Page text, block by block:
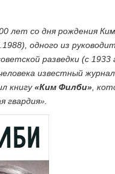
лет со дня рождения
одного из
разведки (с
известный
книгу«Ким Филби» ,
гвардия».